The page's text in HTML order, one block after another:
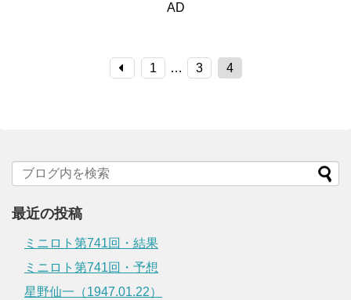
AD
1 … 3 4
最近の投稿
ミニロト第741回・結果
ミニロト第741回・予想
星野仙一（1947.01.22）